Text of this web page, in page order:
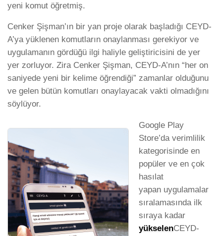
yeni komut öğretmiş.
Cenker Şişman’ın bir yan proje olarak başladığı CEYD-
A’ya yüklenen komutların onaylanması gerekiyor ve
uygulamanın gördüğü ilgi haliyle geliştiricisini de yer
yer zorluyor. Zira Cenker Şişman, CEYD-A’nın “her on
saniyede yeni bir kelime öğrendiği” zamanlar olduğunu
ve gelen bütün komutları onaylayacak vakti olmadığını
söylüyor.
Google Play
Store’da verimlilik
kategorisinde en
popüler ve en çok
hasılat
yapan uygulamalar
sıralamasında ilk
sıraya kadar
yükselenCEYD-